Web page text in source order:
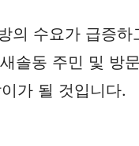
수요가 급증
솔동 주민 및 방
가 될 것입니다.